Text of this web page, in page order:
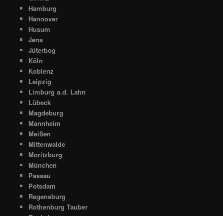
Hamburg
Hannover
Husum
Jena
Jüterbog
Köln
Koblenz
Leipzig
Limburg a.d. Lahn
Lübeck
Magdeburg
Mannheim
Meißen
Mittenwalde
Moritzburg
München
Passau
Potsdam
Regensburg
Rothenburg Tauber